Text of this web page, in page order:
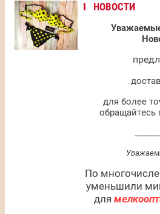
НОВОСТИ
для более
обращайтесь
По
уменьшили
для